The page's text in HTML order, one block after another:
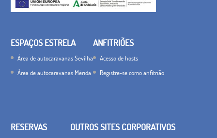
ESPAÇOS ESTRELA
Área de autocaravanas Sevilha
Área de autocaravanas Mérida
ANFITRIÕES
Acesso de hosts
Registre-se como anfitrião
RESERVAS OUTROS SITES CORPORATIVOS